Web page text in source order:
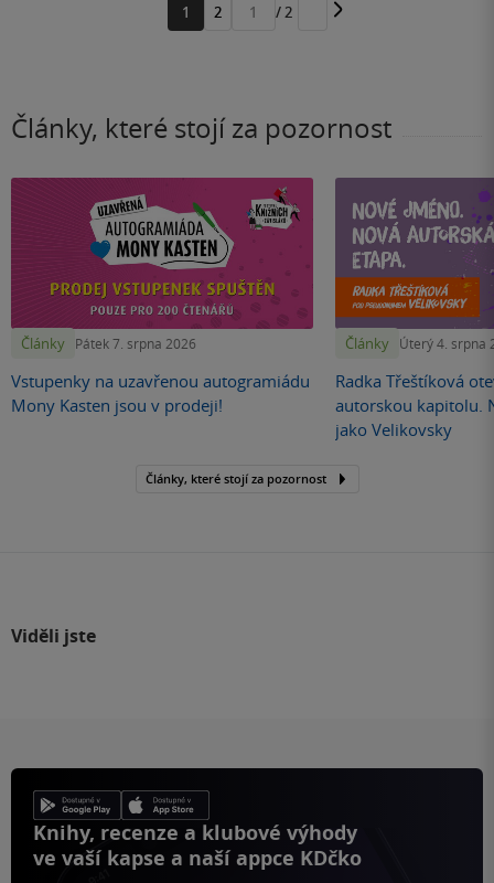
1 2
Přejít
/ 2
Články, které stojí za pozornost
Články Pátek 7. srpna 2026
Vstupenky na uzavřenou autogramiádu
Mony Kasten jsou v prodeji!
Články Úterý 4. srpna
Radka Třeštíková
autorskou kapitolu.
jako Velikovsky
Články, které stojí za pozornost
Viděli jste
Knihy, recenze a klubové výhody
ve vaší kapse a naší appce KDčko